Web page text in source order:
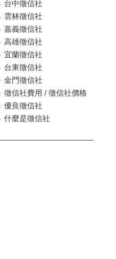
台中徵信社
雲林徵信社
嘉義徵信社
高雄徵信社
宜蘭徵信社
台東徵信社
金門徵信社
徵信社費用 / 徵信社價格
優良徵信社
什麼是徵信社